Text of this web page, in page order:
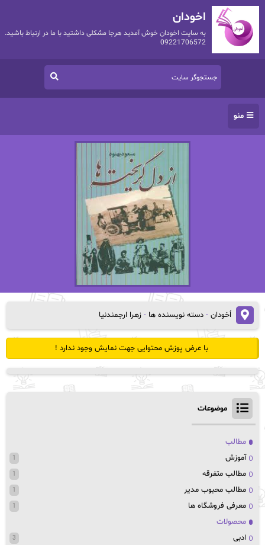
اخودان
به سایت اخودان خوش آمدید هرجا مشکلی داشتید با ما در ارتباط باشید.
09221706572
منو
اُخودان- دسته نویسنده ها - زهرا ارجمندنیا
با عرض پوزش محتوایی جهت نمایش وجود ندارد !
موضوعات
مطالب
آموزش
1
مطالب متفرقه 1
مطالب محبوب مدیر 1
معرفی فروشگاه ها 1
محصولات
ادبی
3